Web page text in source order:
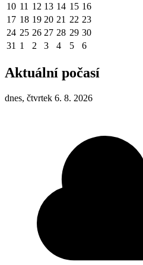
10 11 12 13 14 15 16
17 18 19 20 21 22 23
24 25 26 27 28 29 30
31 1 2 3 4 5 6
Aktuální počasí
dnes, čtvrtek 6. 8. 2026